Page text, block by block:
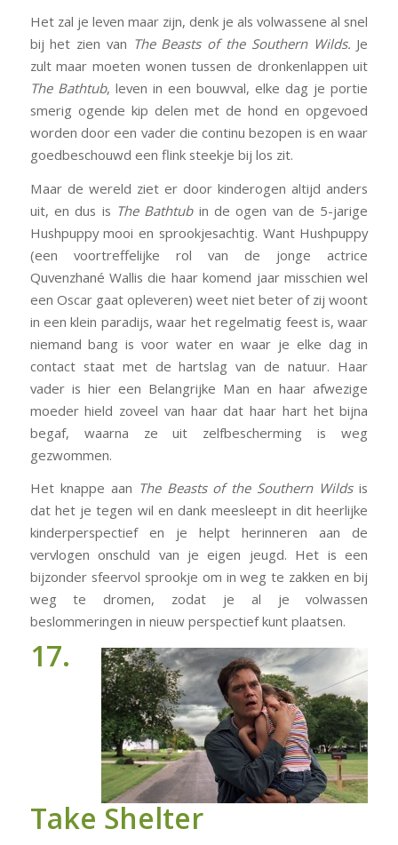
Het zal je leven maar zijn, denk je als volwassene al snel
bij het zien van The Beasts of the Southern Wilds. Je
zult maar moeten wonen tussen de dronkenlappen uit
The Bathtub, leven in een bouwval, elke dag je portie
smerig ogende kip delen met de hond en opgevoed
worden door een vader die continu bezopen is en waar
goedbeschouwd een flink steekje bij los zit.
Maar de wereld ziet er door kinderogen altijd anders
uit, en dus is The Bathtub in de ogen van de 5-jarige
Hushpuppy mooi en sprookjesachtig. Want Hushpuppy
(een voortreffelijke rol van de jonge actrice
Quvenzhané Wallis die haar komend jaar misschien wel
een Oscar gaat opleveren) weet niet beter of zij woont
in een klein paradijs, waar het regelmatig feest is, waar
niemand bang is voor water en waar je elke dag in
contact staat met de hartslag van de natuur. Haar
vader is hier een Belangrijke Man en haar afwezige
moeder hield zoveel van haar dat haar hart het bijna
begaf, waarna ze uit zelfbescherming is weg
gezwommen.
Het knappe aan The Beasts of the Southern Wildsis
dat het je tegen wil en dank meesleept in dit heerlijke
kinderperspectief en je helpt herinneren aan de
vervlogen onschuld van je eigen jeugd. Het is een
bijzonder sfeervol sprookje om in weg te zakken en bij
weg te dromen, zodat je al je volwassen
beslommeringen in nieuw perspectief kunt plaatsen.
17.
Take Shelter